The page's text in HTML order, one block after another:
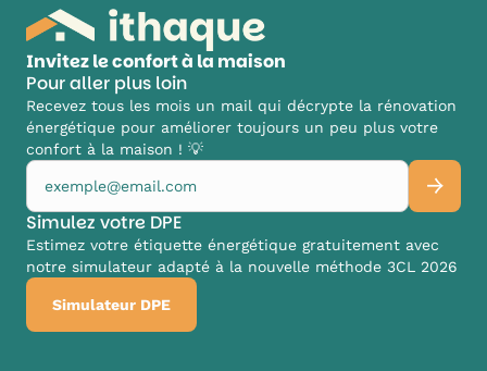
Invitez le confort à la maison
Pour aller plus loin
Recevez tous les mois un mail qui décrypte la rénovation
énergétique pour améliorer toujours un peu plus votre
confort à la maison ! 💡
Simulez votre DPE
Estimez votre étiquette énergétique gratuitement avec
notre simulateur adapté à la nouvelle méthode 3CL 2026
Simulateur DPE